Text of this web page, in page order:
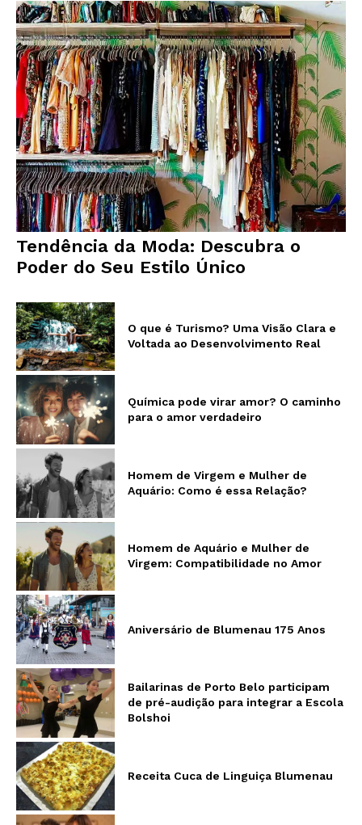
Tendência da Moda: Descubra o
Poder do Seu Estilo Único
O que é Turismo? Uma Visão Clara e
Voltada ao Desenvolvimento Real
Química pode virar amor? O caminho
para o amor verdadeiro
Homem de Virgem e Mulher de
Aquário: Como é essa Relação?
Homem de Aquário e Mulher de
Virgem: Compatibilidade no Amor
Aniversário de Blumenau 175 Anos
Bailarinas de Porto Belo participam
de pré-audição para integrar a Escola
Bolshoi
Receita Cuca de Linguiça Blumenau